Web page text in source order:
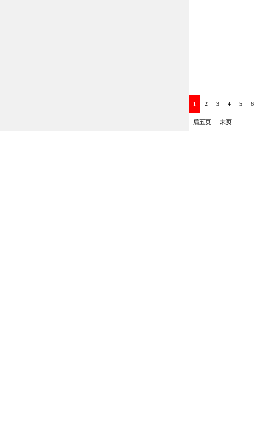
1 2 3 4 5 6
后五页 末页